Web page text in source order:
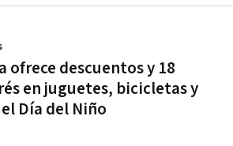
ofrece descuentos y 18
en juguetes, bicicletas y
Día del Niño